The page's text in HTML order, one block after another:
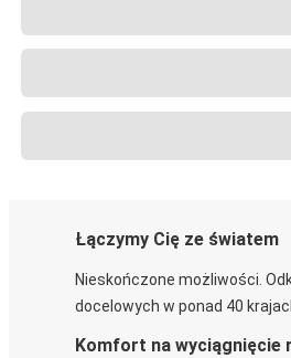
Łączymy Cię ze światem
Nieskończone możliwości.
docelowych w ponad 40
Komfort na wyciągnięcie